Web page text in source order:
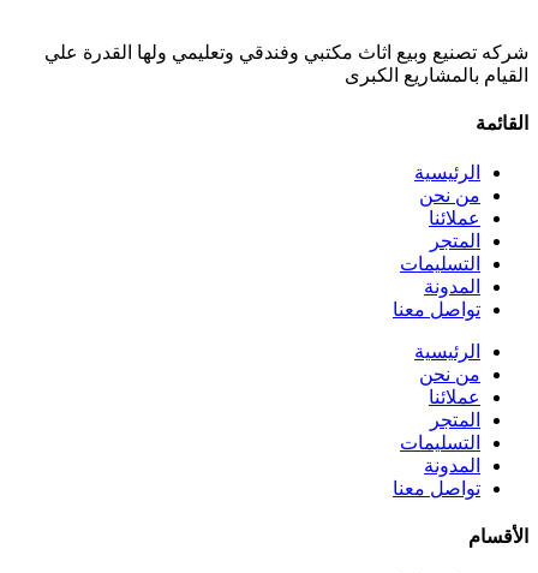
شركه تصنيع وبيع اثاث مكتبي وفندقي وتعليمي ولها القدرة علي
القيام بالمشاريع الكبرى
القائمة
الرئيسية
من نحن
عملائنا
المتجر
التسليمات
المدونة
تواصل معنا
الرئيسية
من نحن
عملائنا
المتجر
التسليمات
المدونة
تواصل معنا
الأقسام